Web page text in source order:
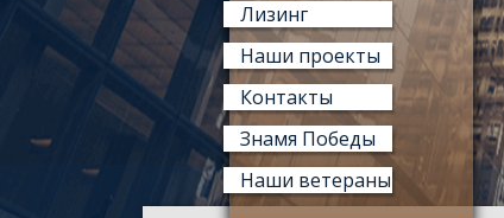
Лизинг
Наши проекты
Контакты
Знамя Победы
Наши ветераны